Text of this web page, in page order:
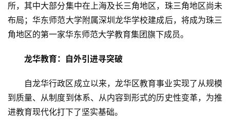
财
经
商
I
科
技
所，其中大部分集中在上海及长三角地区，珠三角地区尚未
布局；华东师范大学附属深圳龙华学校建成后，将成为珠三
角地区的第一家华东师范大学教育集团旗下成员。
龙华教育：自外引进寻突破
自龙华行政区成立以来，龙华区教育事业实现了从规模
到质量、从制度到体系、从内容到形式的历史性变革，为推
进教育现代化打下了坚实基础。